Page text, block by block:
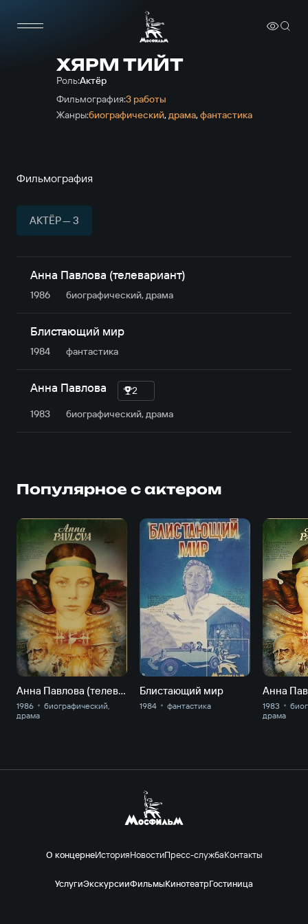
ХЯРМ ТИЙТ
Роль:Актёр
Фильмография:3 работы
Жанры:биографический,драма,фантастика
Фильмография
АКТЁР — 3
Анна Павлова (телевариант)
1986 биографический, драма
Блистающий мир
1984 фантастика
Анна Павлова
2
1983
биографический, драма
Популярное с актером
Анна Павлова (телевариант)
1986
биографический,
драма
Блистающий мир
1984 фантастика
Анна
1983
драма
О концернеИсторияНовостиПресс-службаКонтакты
УслугиЭкскурсииФильмыКинотеатрГостиница